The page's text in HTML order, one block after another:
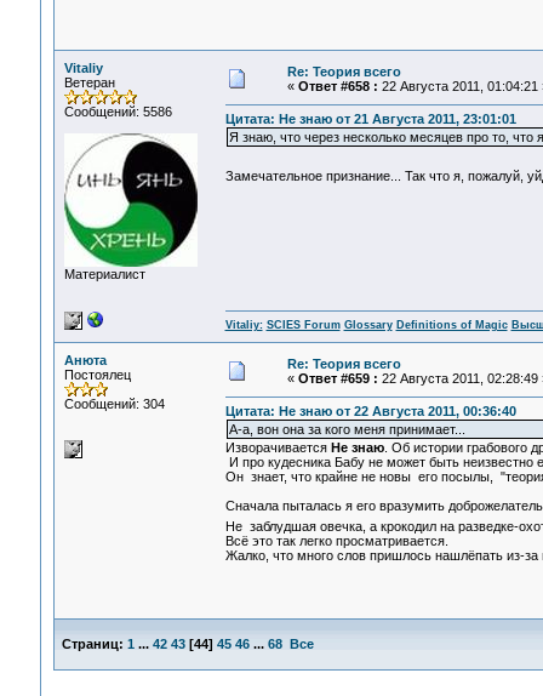
Vitaliy
Ветеран
Сообщений: 5586
Материалист
Re: Теория всего
« Ответ #658 : 22 Августа 2011, 01:04:21
Цитата: Не знаю от 21 Августа 2011, 23:01:01
Я знаю, что через несколько месяцев про то,
Замечательное признание... Так что я, пожалуй,
Vitaliy: SCIES Forum Glossary Definitions of Magic
Анюта
Постоялец
Сообщений: 304
Re: Теория всего
« Ответ #659 : 22 Августа 2011, 02:28:49
Цитата: Не знаю от 22 Августа 2011, 00:36:40
А-а, вон она за кого меня принимает...
Изворачивается Не знаю. Об истории грабового
И про кудесника Бабу не может быть неизвестно
Он знает, что крайне не новы его посылы,
Сначала пыталась я его вразумить
Не заблудшая овечка, а крокодил на разведке-
Всё это так легко просматривается.
Жалко, что много слов пришлось нашлёпать из-за
Страниц: 1 ... 42 43[44] 45 46 ... 68 Все